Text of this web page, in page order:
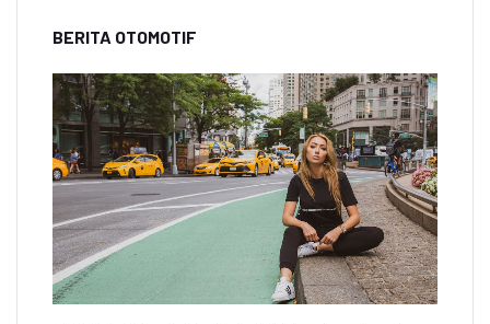
BERITA OTOMOTIF